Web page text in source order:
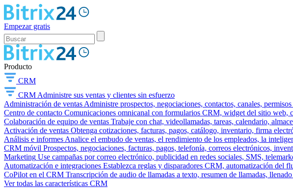
Empezar gratis
Producto
CRM
CRM Administre sus ventas y clientes sin esfuerzo
Administración de ventas Administre prospectos, negociaciones, contactos, canales,
Centro de contacto Comunicaciones omnicanal con formularios CRM, widget del sitio web,
Colaboración de equipo de ventas Trabaje con chat, videollamadas, tareas, calendario,
Activación de ventas Obtenga cotizaciones, facturas, pagos, catálogo, inventario, firma
Análisis e informes Analice el embudo de ventas, el rendimiento de los empleados, la
CRM móvil Prospectos, negociaciones, facturas, pagos, telefonía, correos electrónicos,
Marketing Use campañas por correo electrónico, publicidad en redes sociales, SMS,
Automatización e integraciones Establezca reglas y disparadores CRM, automatización del
CoPilot en el CRM Transcripción de audio de llamadas a texto, resumen de llamadas,
Ver todas las características CRM